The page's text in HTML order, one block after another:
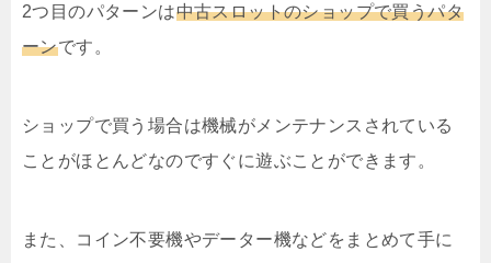
2つ目のパターンは中古スロットのショップで買うパタ
ーンです。
ショップで買う場合は機械がメンテナンスされている
ことがほとんどなのですぐに遊ぶことができます。
また、コイン不要機やデーター機などをまとめて手に